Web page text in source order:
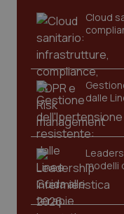
Cloud
dalle
modelli